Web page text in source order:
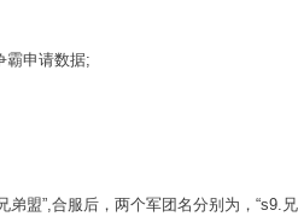
申请数据;
盟”,合服后，两个军团名分别为，“s9.兄